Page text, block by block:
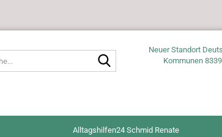
Neuer Standort
Kommunen
Alltagshilfen24 Schmid Renate